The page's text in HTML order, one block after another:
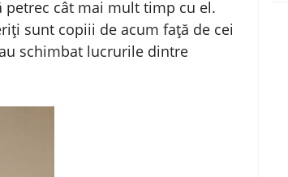
cât mai mult timp cu el.
sunt copiii de acum față de cei
schimbat lucrurile dintre